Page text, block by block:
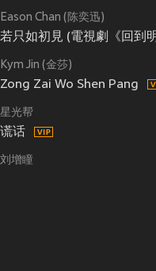
Eason Chan (陈奕迅)
Kym Jin (金莎)
Zong Zai Wo Shen Pang
星光帮
谎话
刘增瞳